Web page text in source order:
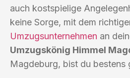
auch kostspielige
keine Sorge, mit dem
Umzugsunternehmen an
Umzugskönig Himmel
Magdeburg, bist du bestens